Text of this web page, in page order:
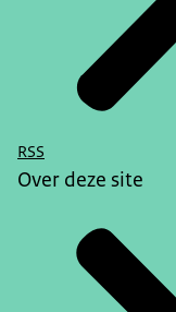
RSS
Over deze site